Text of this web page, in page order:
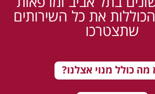
את כל השירותים
שתצטרכו
מה כולל מנוי אצלנו?